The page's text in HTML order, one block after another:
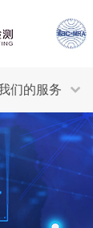
们的服务